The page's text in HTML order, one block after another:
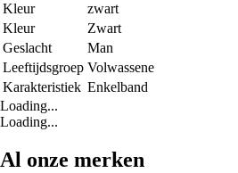
Kleur
zwart
Kleur
Zwart
Geslacht
Man
Leeftijdsgroep Volwassene
Karakteristiek Enkelband
Loading...
Loading...
Al onze merken